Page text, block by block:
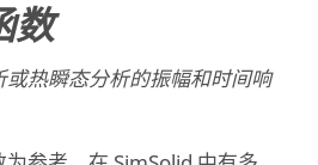
数
热瞬态分析的振幅和时间响